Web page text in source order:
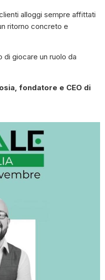
alloggi sempre affittati
ritorno concreto e
di giocare un ruolo da
fondatore e CEO di